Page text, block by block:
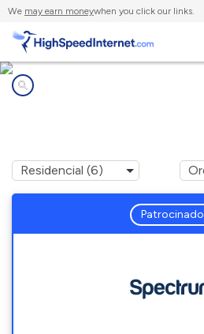
We may earn moneywhen you click our links.
Patrocinado